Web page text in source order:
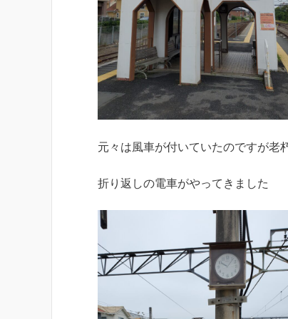
元々は風車が付いていたのですが老
折り返しの電車がやってきました